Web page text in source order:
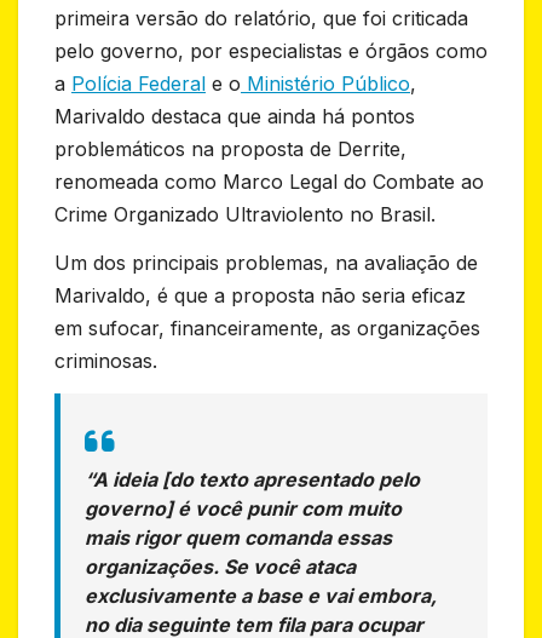
primeira versão do relatório, que foi criticada
pelo governo, por especialistas e órgãos como
a Polícia Federal e o Ministério Público,
Marivaldo destaca que ainda há pontos
problemáticos na proposta de Derrite,
renomeada como Marco Legal do Combate ao
Crime Organizado Ultraviolento no Brasil.
Um dos principais problemas, na avaliação de
Marivaldo, é que a proposta não seria eficaz
em sufocar, financeiramente, as organizações
criminosas.
“A ideia [do texto apresentado pelo
governo] é você punir com muito
mais rigor quem comanda essas
organizações. Se você ataca
exclusivamente a base e vai embora,
no dia seguinte tem fila para ocupar